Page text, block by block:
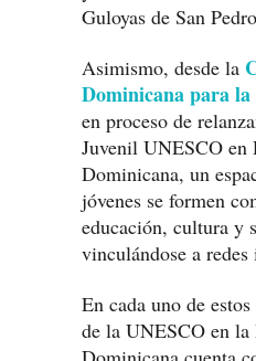
Guloyas de San
Asimismo, desde la
Dominicana para
en proceso de
Juvenil UNESCO en
Dominicana, un
jóvenes se formen
educación, cultura y
vinculándose a
En cada uno de
de la UNESCO en la